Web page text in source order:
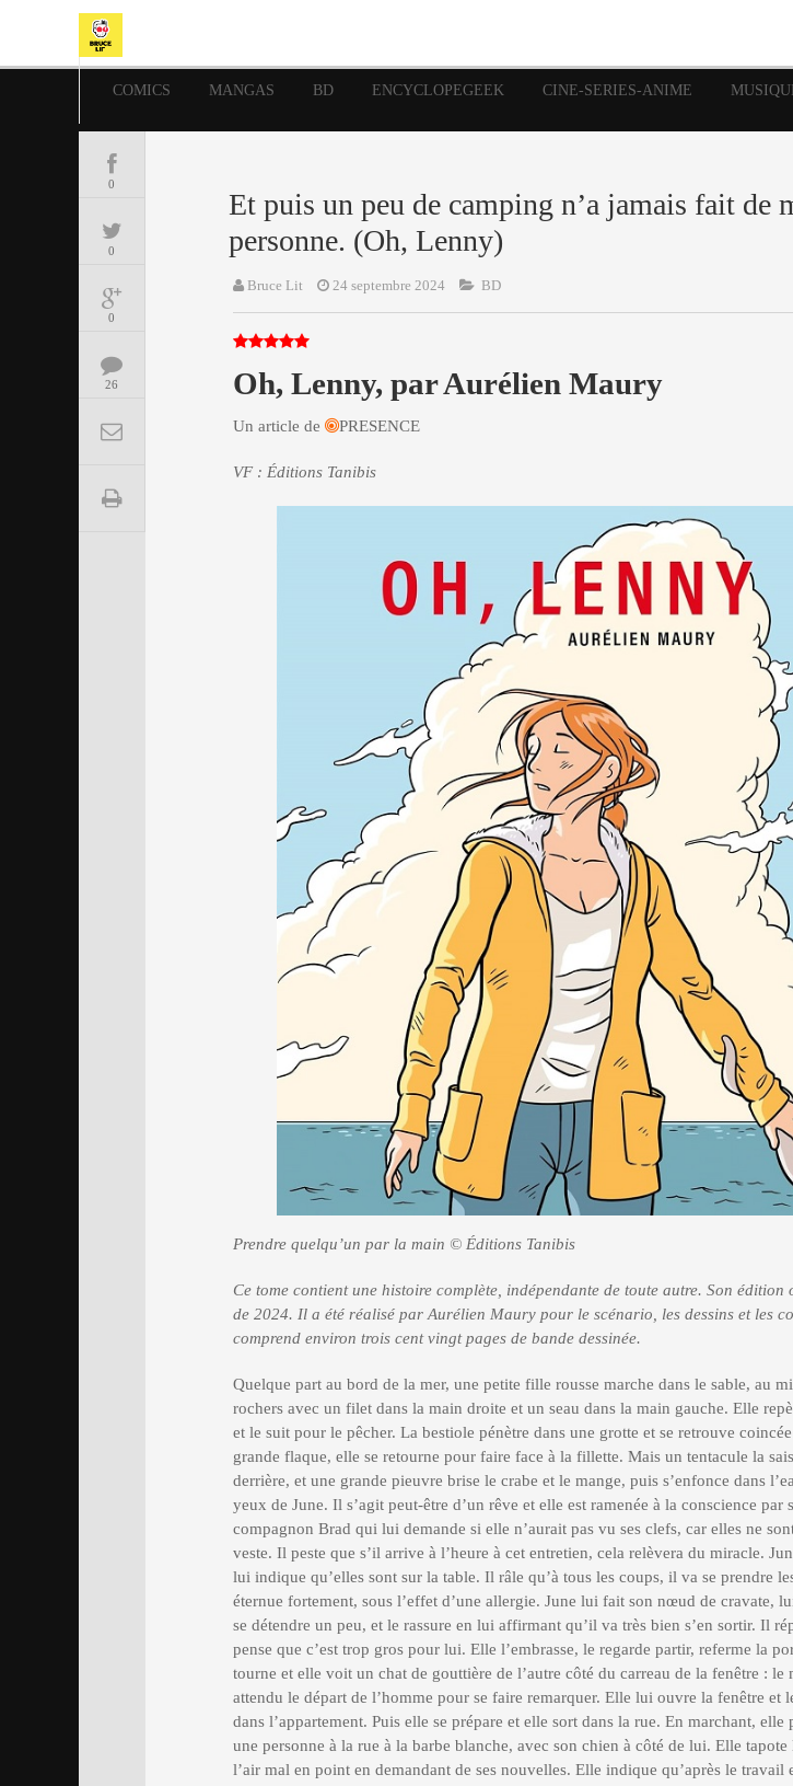
COMICS MANGAS BD ENCYCLOPEGEEK CINE-SERIES-ANIME
0
0
0
26
Et puis un peu de camping n’a jamais fait de
personne. (Oh, Lenny)
Bruce Lit 24 septembre 2024 BD
Oh, Lenny, par Aurélien Maury
Un article de PRESENCE
VF : Éditions Tanibis
Prendre quelqu’un par la main © Éditions Tanibis
Ce tome contient une histoire complète, indépendante de toute autre. Son édition
de 2024. Il a été réalisé par Aurélien Maury pour le scénario, les dessins et les
comprend environ trois cent vingt pages de bande dessinée.
Quelque part au bord de la mer, une petite fille rousse marche dans le sable, au
rochers avec un filet dans la main droite et un seau dans la main gauche. Elle
et le suit pour le pêcher. La bestiole pénètre dans une grotte et se retrouve
grande flaque, elle se retourne pour faire face à la fillette. Mais un tentacule la
derrière, et une grande pieuvre brise le crabe et le mange, puis s’enfonce dans
yeux de June. Il s’agit peut-être d’un rêve et elle est ramenée à la conscience par
compagnon Brad qui lui demande si elle n’aurait pas vu ses clefs, car elles ne
veste. Il peste que s’il arrive à l’heure à cet entretien, cela relèvera du miracle.
lui indique qu’elles sont sur la table. Il râle qu’à tous les coups, il va se prendre
éternue fortement, sous l’effet d’une allergie. June lui fait son nœud de cravate,
se détendre un peu, et le rassure en lui affirmant qu’il va très bien s’en sortir. Il
pense que c’est trop gros pour lui. Elle l’embrasse, le regarde partir, referme la
tourne et elle voit un chat de gouttière de l’autre côté du carreau de la fenêtre : le
attendu le départ de l’homme pour se faire remarquer. Elle lui ouvre la fenêtre et
dans l’appartement. Puis elle se prépare et elle sort dans la rue. En marchant, elle
une personne à la rue à la barbe blanche, avec son chien à côté de lui. Elle
l’air mal en point en demandant de ses nouvelles. Elle indique qu’après le travail
Mangas
Panini
Punisher